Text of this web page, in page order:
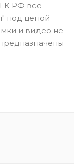
РФ все
под ценой
и видео не